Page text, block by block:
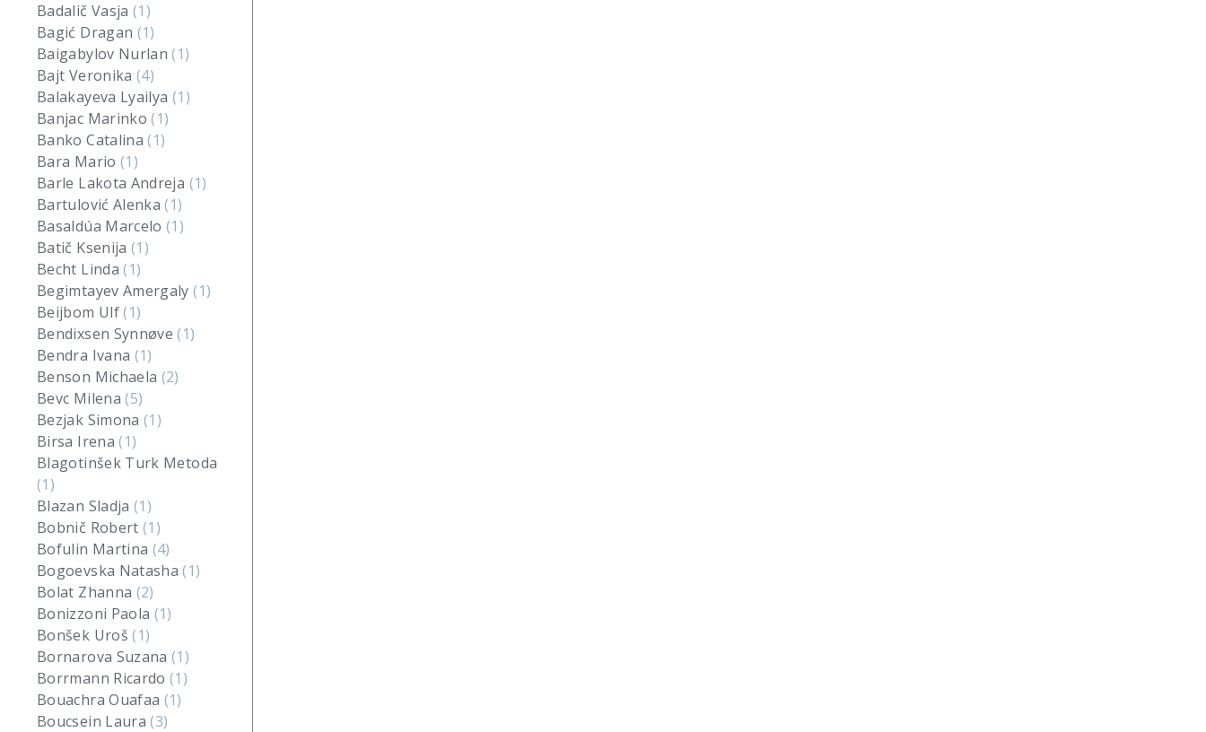
Badalič Vasja(1)
Bagić Dragan (1)
Baigabylov Nurlan(1)
Bajt Veronika(4)
Balakayeva Lyailya (1)
Banjac Marinko(1)
Banko Catalina(1)
Bara Mario (1)
Barle Lakota Andreja (1)
Bartulović Alenka(1)
Basaldúa Marcelo(1)
Batič Ksenija(1)
Becht Linda(1)
Begimtayev Amergaly(1)
Beijbom Ulf(1)
Bendixsen Synnøve(1)
Bendra Ivana (1)
Benson Michaela (2)
Bevc Milena(5)
Bezjak Simona(1)
Birsa Irena(1)
Blagotinšek Turk Metoda
(1)
Blazan Sladja(1)
Bobnič Robert(1)
Bofulin Martina (4)
Bogoevska Natasha(1)
Bolat Zhanna (2)
Bonizzoni Paola (1)
Bonšek Uroš(1)
Bornarova Suzana(1)
Borrmann Ricardo(1)
Bouachra Ouafaa (1)
Boucsein Laura(3)